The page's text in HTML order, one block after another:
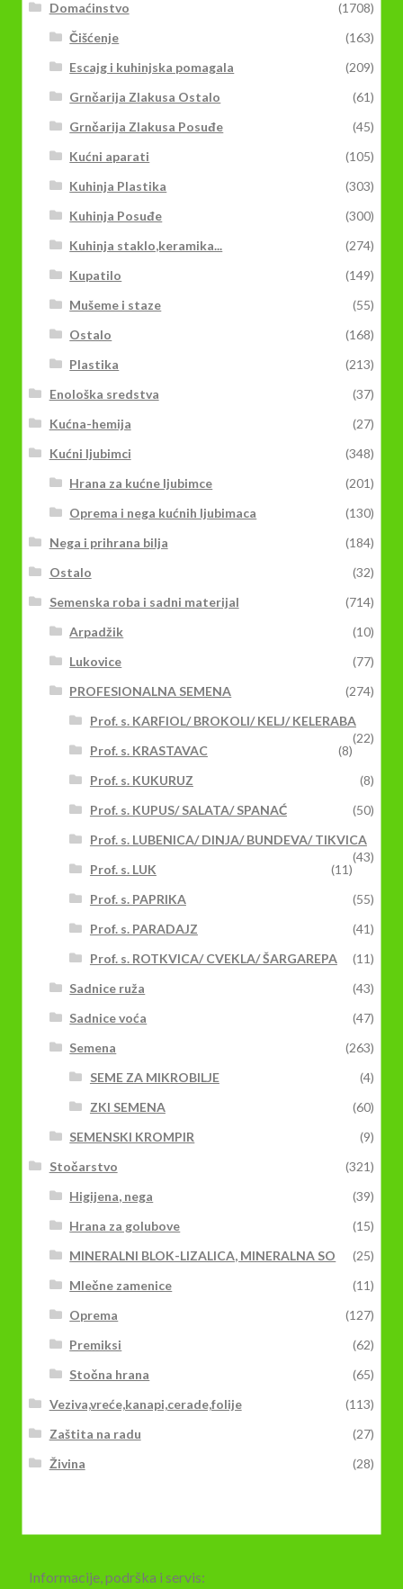
Domaćinstvo
(1708)
Čišćenje
(163)
Escajg i kuhinjska pomagala
(209)
Grnčarija Zlakusa Ostalo
(61)
Grnčarija Zlakusa Posuđe
(45)
Kućni aparati
(105)
Kuhinja Plastika
(303)
Kuhinja Posuđe
(300)
Kuhinja staklo,keramika...
(274)
Kupatilo
(149)
Mušeme i staze
(55)
Ostalo
(168)
Plastika
(213)
Enološka sredstva
(37)
Kućna-hemija
(27)
Kućni ljubimci
(348)
Hrana za kućne ljubimce
(201)
Oprema i nega kućnih ljubimaca
(130)
Nega i prihrana bilja
(184)
Ostalo
(32)
Semenska roba i sadni materijal
(714)
Arpadžik
(10)
Lukovice
(77)
PROFESIONALNA SEMENA
(274)
Prof. s. KARFIOL/ BROKOLI/ KELJ/ KELERABA
(22)
Prof. s. KRASTAVAC
(8)
Prof. s. KUKURUZ
(8)
Prof. s. KUPUS/ SALATA/ SPANAĆ
(50)
Prof. s. LUBENICA/ DINJA/ BUNDEVA/ TIKVICA
(43)
Prof. s. LUK
(11)
Prof. s. PAPRIKA
(55)
Prof. s. PARADAJZ
(41)
Prof. s. ROTKVICA/ CVEKLA/ ŠARGAREPA
(11)
Sadnice ruža
(43)
Sadnice voća
(47)
Semena
(263)
SEME ZA MIKROBILJE
(4)
ZKI SEMENA
(60)
SEMENSKI KROMPIR
(9)
Stočarstvo
(321)
Higijena, nega
(39)
Hrana za golubove
(15)
MINERALNI BLOK-LIZALICA, MINERALNA SO
(25)
Mlečne zamenice
(11)
Oprema
(127)
Premiksi
(62)
Stočna hrana
(65)
Veziva,vreće,kanapi,cerade,folije
(113)
Zaštita na radu
(27)
Živina
(28)
Informacije, podrška i servis: